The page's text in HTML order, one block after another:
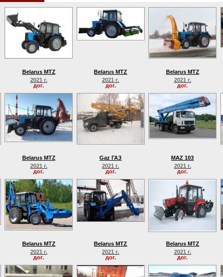
Belarus MTZ
2021 г.
дог.
Belarus MTZ
2021 г.
дог.
Belarus MTZ
2021 г.
дог.
Belarus MTZ
2021 г.
дог.
Gaz ГАЗ
2021 г.
дог.
MAZ 103
2021 г.
дог.
Belarus MTZ
2021 г.
дог.
Belarus MTZ
2021 г.
дог.
Belarus MTZ
2021 г.
дог.